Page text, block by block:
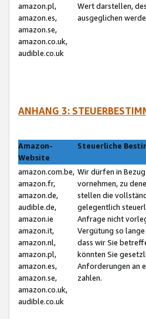
amazon.pl,
amazon.es,
amazon.se,
amazon.co.uk,
audible.co.uk
Wert darstellen,
ausgeglichen
ANHANG 3:
Amazon-
Website
Steuerliche
amazon.com.be,
amazon.fr,
amazon.de,
audible.de,
amazon.ie
amazon.it,
amazon.nl,
amazon.pl,
amazon.es,
amazon.se,
amazon.co.uk,
audible.co.uk
Wir dürfen in
vornehmen, zu
stellen die
gelegentlich
Anfrage nicht
Vergütung so
dass wir Sie
könnten Sie
Anforderungen an
zahlen.